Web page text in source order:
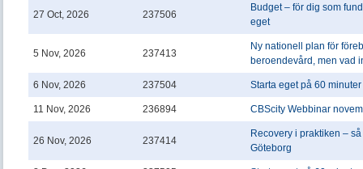
27 Oct, 2026 237506
Budget – för dig som
eget
5 Nov, 2026 237413
Ny nationell plan för
beroendevård, men vad
6 Nov, 2026 237504 Starta eget på 60 minuter
11 Nov, 2026 236894 CBScity Webbinar
26 Nov, 2026 237414
Recovery i praktiken –
Göteborg